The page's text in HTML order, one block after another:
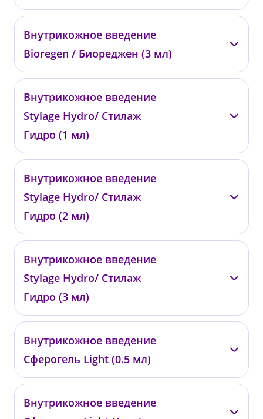
0402
от 23 500 ₽
Внутрикожное введение
Bioregen / Биореджен (3 мл)
0403
от 33 000 ₽
Внутрикожное введение
Stylage Hydro/ Стилаж
Гидро (1 мл)
0466
от 14 000 ₽
Внутрикожное введение
Stylage Hydro/ Стилаж
Гидро (2 мл)
0467
от 27 100 ₽
Внутрикожное введение
Stylage Hydro/ Стилаж
Гидро (3 мл)
0468
от 39 000 ₽
Внутрикожное введение
Сферогель Light (0.5 мл)
0476
Внутрикожное введение